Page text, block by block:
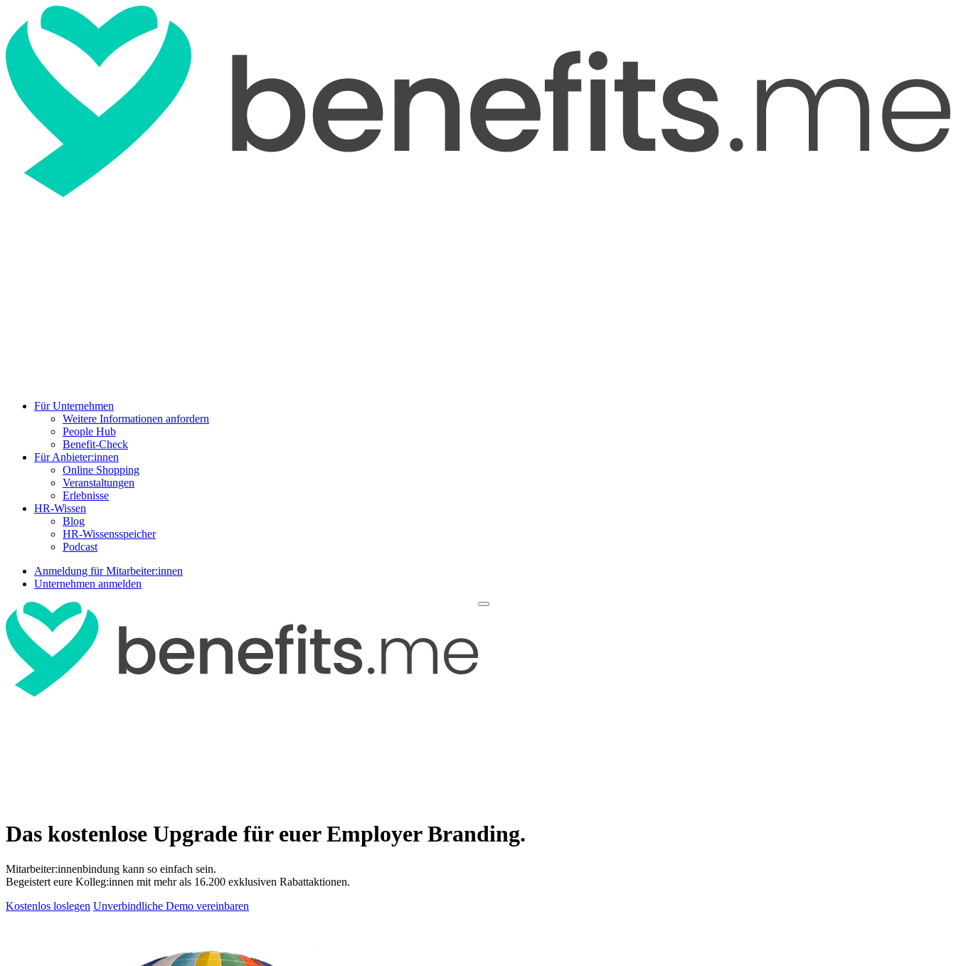
Für Unternehmen
Weitere Informationen anfordern
People Hub
Benefit-Check
Für Anbieter:innen
Online Shopping
Veranstaltungen
Erlebnisse
HR-Wissen
Blog
HR-Wissensspeicher
Podcast
Anmeldung für Mitarbeiter:innen
Unternehmen anmelden
Das kostenlose Upgrade für euer Employer Branding.
Mitarbeiter:innenbindung kann so einfach sein.
Begeistert eure Kolleg:innen mit mehr als 16.200 exklusiven Rabattaktionen.
Kostenlos loslegen Unverbindliche Demo vereinbaren